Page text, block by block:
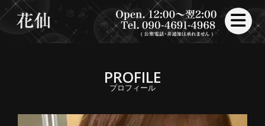
toggle
PROFILE
プロフィール